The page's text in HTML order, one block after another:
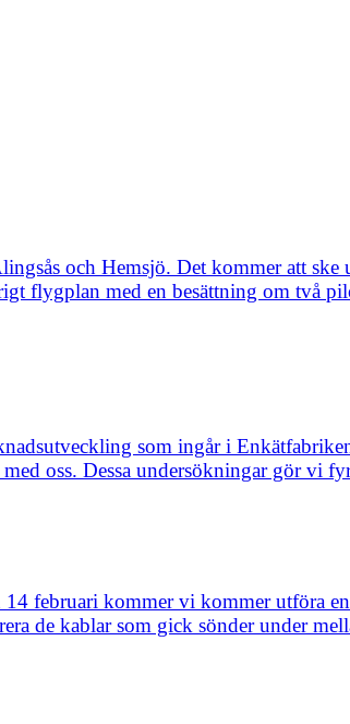
och Hemsjö. Det kommer att
flygplan med en besättning om två
som ingår i
oss. Dessa undersökningar gör
februari kommer vi kommer utföra
de kablar som gick sönder under